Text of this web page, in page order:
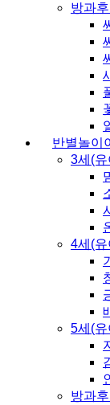
방과
반별놀이
3세(
4세(
5세(
방과